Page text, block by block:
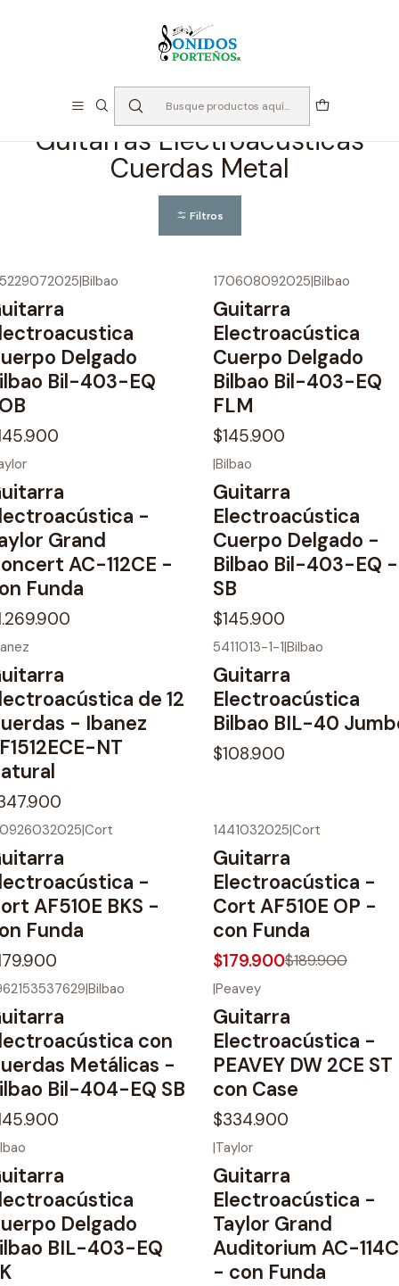
Instrumentos de Cuerda
Guitarras Electroacústicas
Cuerdas Metal
Filtros
|Bilbao
Delgado
Bil-403-EQ
170608092025|Bilbao
Guitarra
Electroacústica
Cuerpo Delgado
Bilbao Bil-403-EQ
FLM
$145.900
-
Grand
AC-112CE -
Funda
|Bilbao
Guitarra
Electroacústica
Cuerpo Delgado -
Bilbao Bil-403-EQ -
SB
$145.900
de 12
- Ibanez
NT
No disponible
5411013-1-1|Bilbao
Guitarra
Electroacústica
Bilbao BIL-40
$108.900
|Cort
-
AF510E BKS -
Funda
No disponible
1441032025|Cort
Guitarra
Electroacústica -
Cort AF510E OP -
con Funda
$179.900$189.900
|Bilbao
con
Metálicas -
Bil-404-EQ SB
No disponible
|Peavey
Guitarra
Electroacústica -
PEAVEY DW 2CE ST
con Case
$334.900
Delgado
BIL-403-EQ
No disponible
|Taylor
Guitarra
Electroacústica -
Taylor Grand
Auditorium AC-
- con Funda